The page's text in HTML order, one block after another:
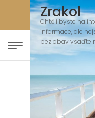
Zrakol
Chtěli byste na
informace, ale
bez obav vsaďte